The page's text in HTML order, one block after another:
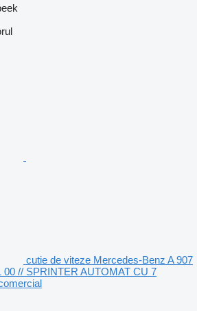
cutie de viteze Mercedes-Benz A 907
00 // SPRINTER AUTOMAT CU 7